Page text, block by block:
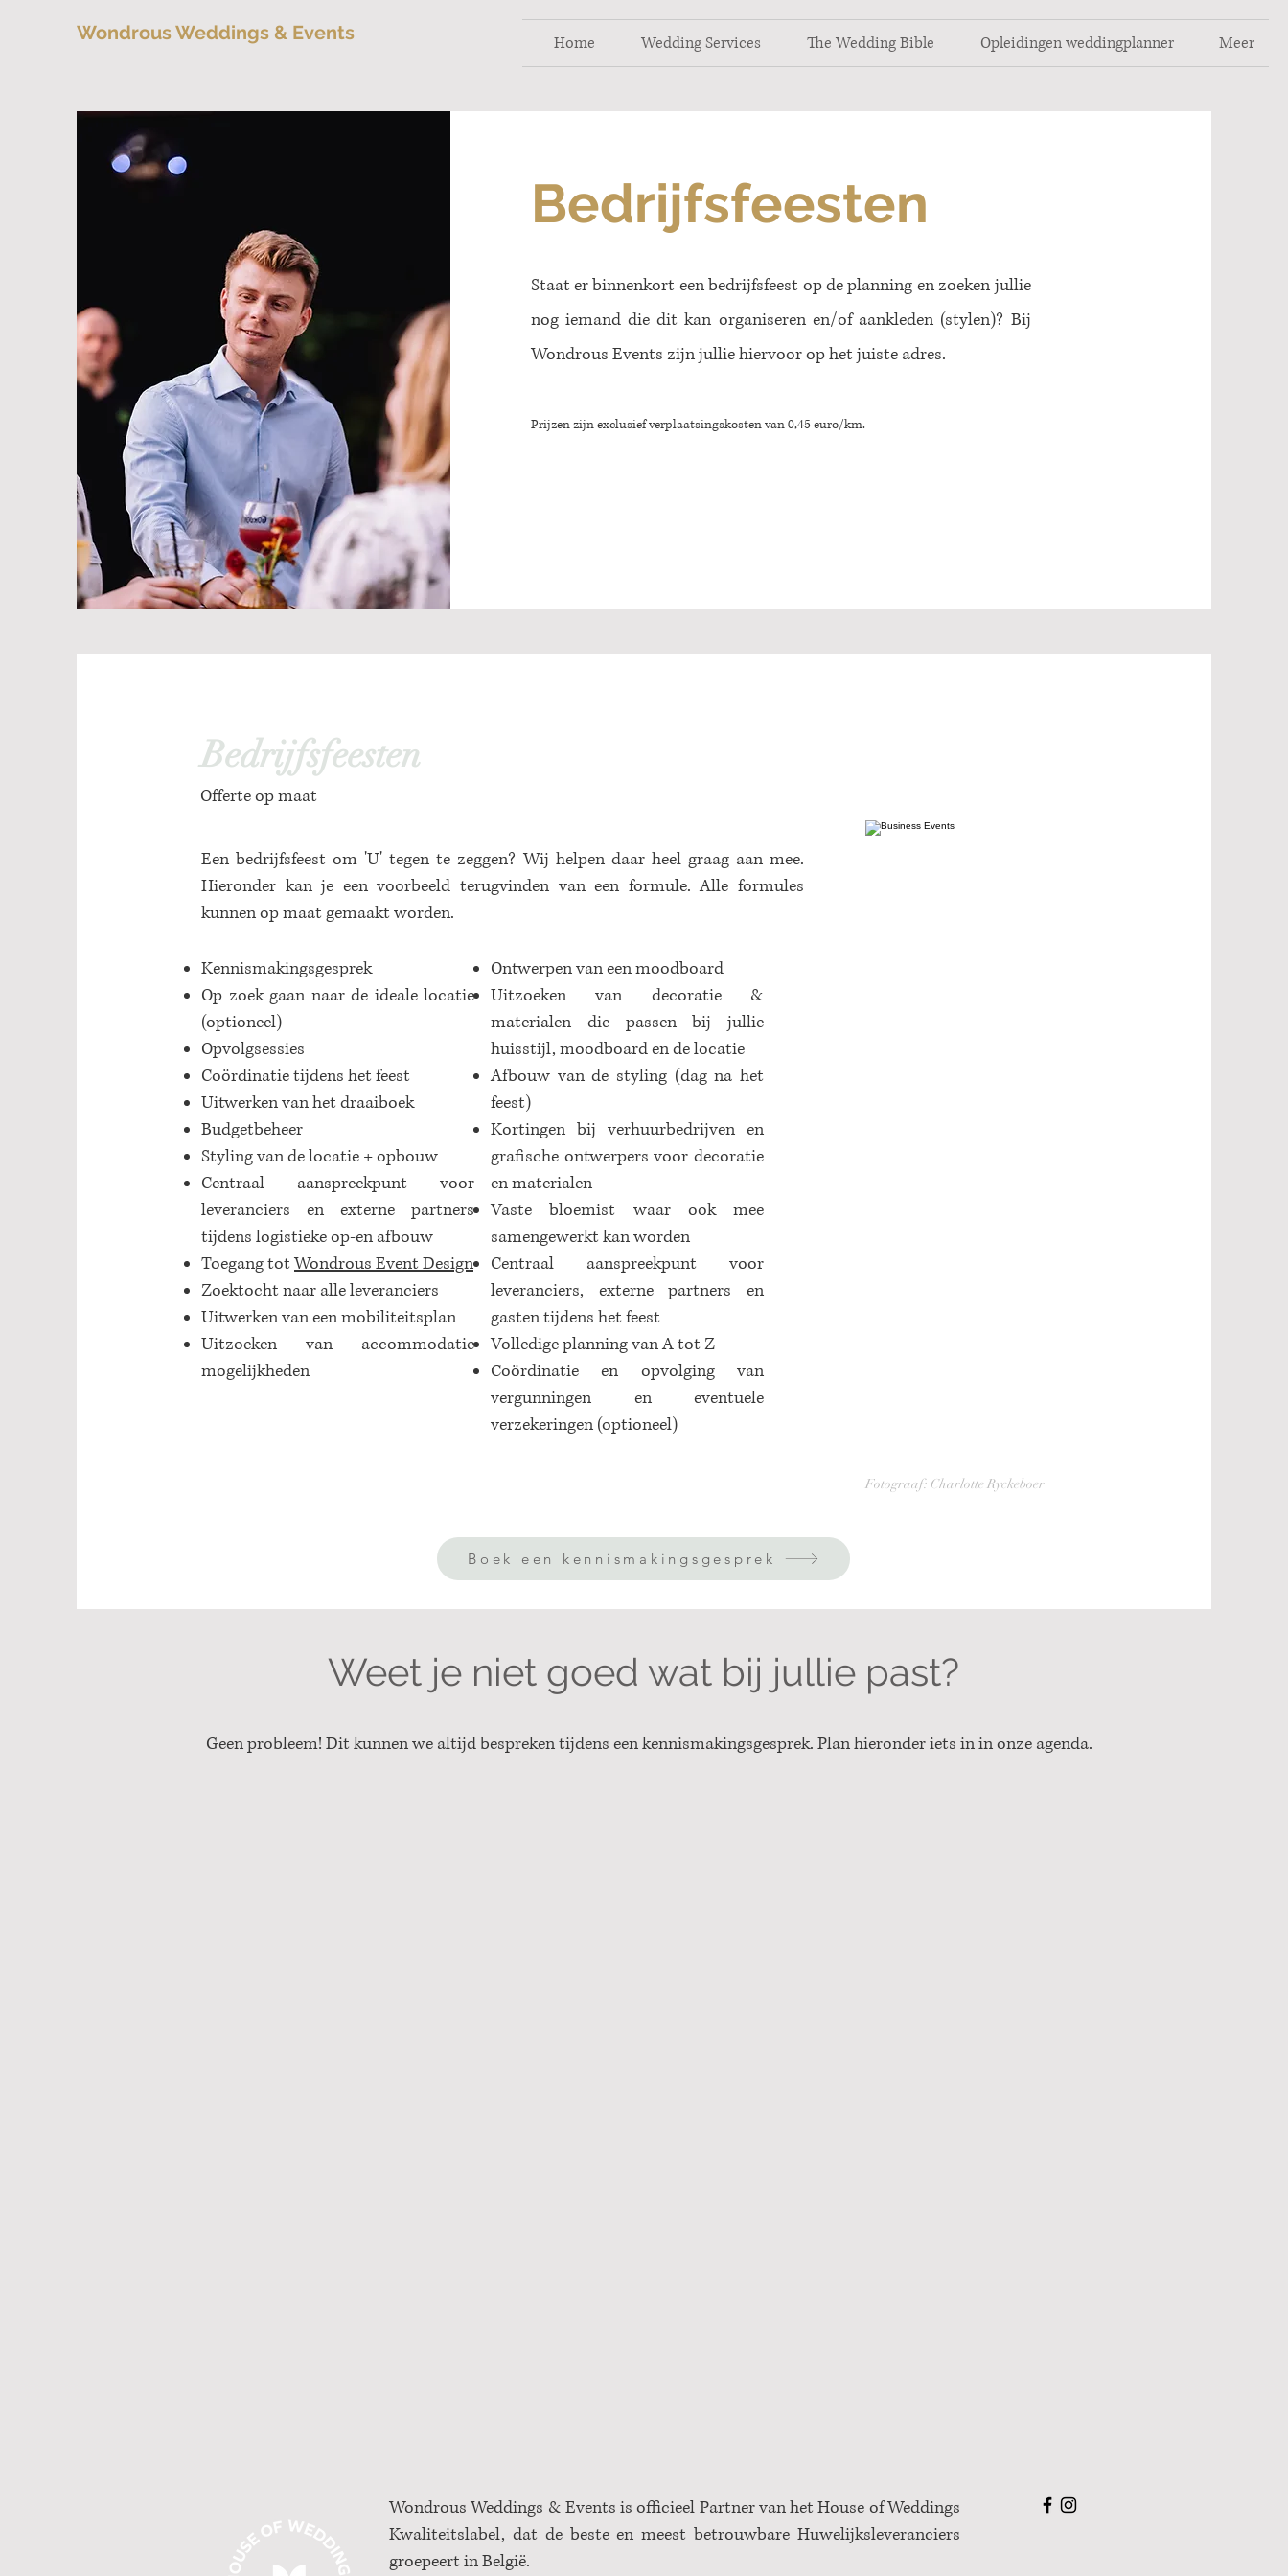
Wondrous Weddings & Events Home Wedding Services The Wedding Bible Opleidingen weddingplanner Meer
Bedrijfsfeesten
Staat er binnenkort een bedrijfsfeest op de planning en zoeken jullie
nog iemand die dit kan organiseren en/of aankleden (stylen)? Bij
Wondrous Events zijn jullie hiervoor op het juiste adres.
Prijzen zijn exclusief verplaatsingskosten van 0,45 euro/km.
Bedrijfsfeesten
Offerte op maat
Een bedrijfsfeest om 'U' tegen te zeggen? Wij helpen daar heel graag aan mee.
Hieronder kan je een voorbeeld terugvinden van een formule. Alle formules
kunnen op maat gemaakt worden.
Kennismakingsgesprek
Op zoek gaan naar de ideale locatie
(optioneel)
Opvolgsessies
Coördinatie tijdens het feest
Uitwerken van het draaiboek
Budgetbeheer
Styling van de locatie + opbouw
Centraal aanspreekpunt voor
leveranciers en externe partners
tijdens logistieke op-en afbouw
Toegang tot Wondrous Event Design
Zoektocht naar alle leveranciers
Uitwerken van een mobiliteitsplan
Uitzoeken van accommodatie
mogelijkheden
Ontwerpen van een moodboard
Uitzoeken van decoratie &
materialen die passen bij jullie
huisstijl, moodboard en de locatie
Afbouw van de styling (dag na het
feest)
Kortingen bij verhuurbedrijven en
grafische ontwerpers voor decoratie
en materialen
Vaste bloemist waar ook mee
samengewerkt kan worden
Centraal aanspreekpunt voor
leveranciers, externe partners en
gasten tijdens het feest
Volledige planning van A tot Z
Coördinatie en opvolging van
vergunningen en eventuele
verzekeringen (optioneel)
Fotograaf: Charlotte Ryckeboer
Boek een kennismakingsgesprek
Weet je niet goed wat bij jullie past?
Geen probleem! Dit kunnen we altijd bespreken tijdens een kennismakingsgesprek. Plan hieronder iets in in onze agenda.
Wondrous Weddings & Events is officieel Partner van het House of Weddings
Kwaliteitslabel, dat de beste en meest betrouwbare Huwelijksleveranciers
groepeert in België.